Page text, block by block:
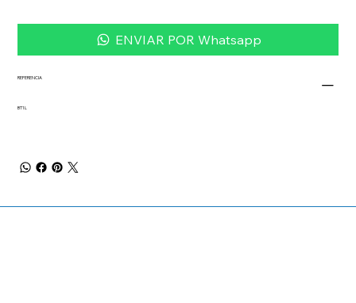
ENVIAR POR Whatsapp
REFERENCIA
BT1L